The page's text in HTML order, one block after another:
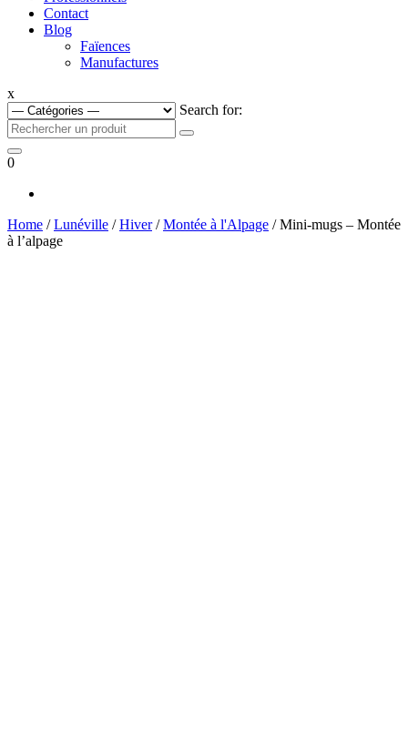
Contact
Blog
Faïences
Manufactures
x
Search for:
0
Home /Lunéville /Hiver/Montée à l'Alpage / Mini-mugs – Montée
à l’alpage